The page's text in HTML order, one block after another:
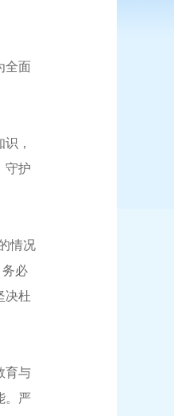
全面
，
守护
情况
必
决杜
育与
。严